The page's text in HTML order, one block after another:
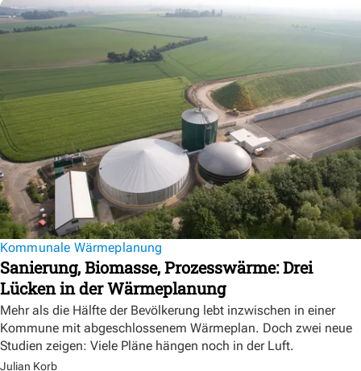
Kommunale Wärmeplanung
Sanierung, Biomasse, Prozesswärme: Drei
Lücken in der Wärmeplanung
Mehr als die Hälfte der Bevölkerung lebt inzwischen in einer
Kommune mit abgeschlossenem Wärmeplan. Doch zwei neue
Studien zeigen: Viele Pläne hängen noch in der Luft.
Julian Korb